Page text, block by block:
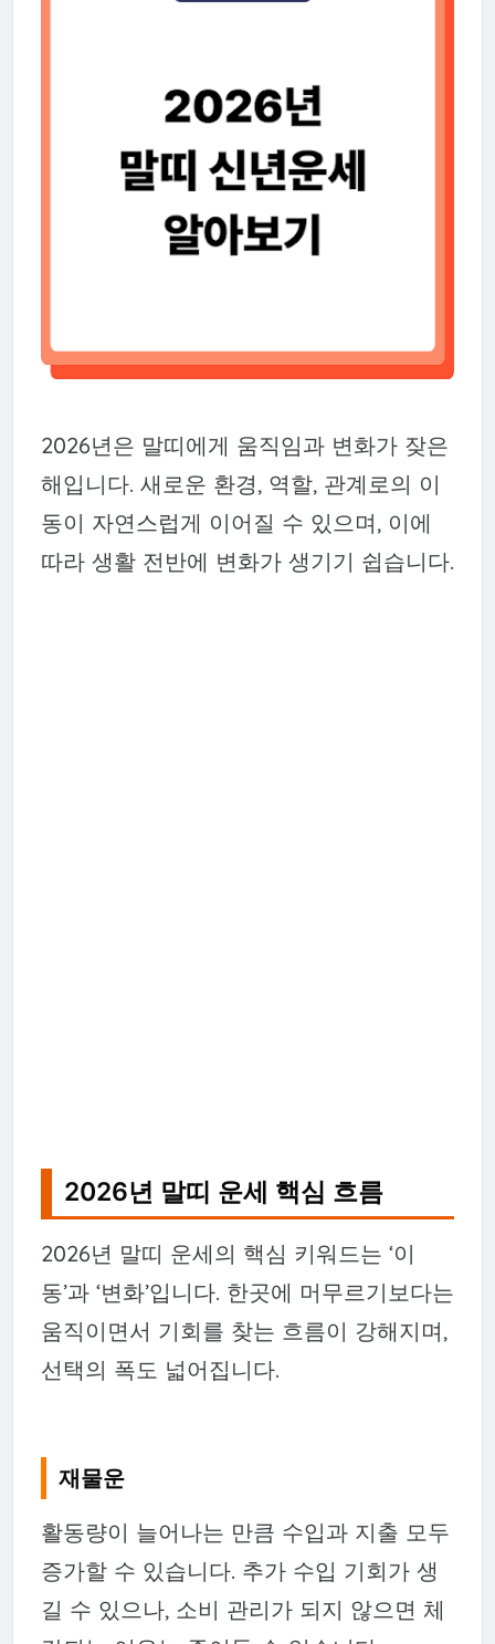
2026년은 말띠에게 움직임과 변화가 잦은
해입니다. 새로운 환경, 역할, 관계로의 이
동이 자연스럽게 이어질 수 있으며, 이에
따라 생활 전반에 변화가 생기기 쉽습니다.
2026년 말띠 운세 핵심 흐름
2026년 말띠 운세의 핵심 키워드는 ‘이
동’과 ‘변화’입니다. 한곳에 머무르기보다는
움직이면서 기회를 찾는 흐름이 강해지며,
선택의 폭도 넓어집니다.
재물운
활동량이 늘어나는 만큼 수입과 지출 모두
증가할 수 있습니다. 추가 수입 기회가 생
길 수 있으나, 소비 관리가 되지 않으면 체